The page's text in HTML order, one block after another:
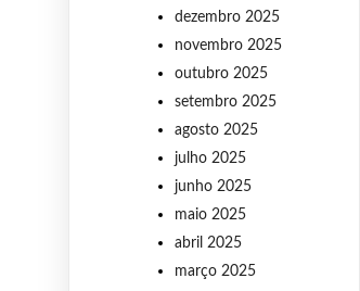
dezembro 2025
novembro 2025
outubro 2025
setembro 2025
agosto 2025
julho 2025
junho 2025
maio 2025
abril 2025
março 2025